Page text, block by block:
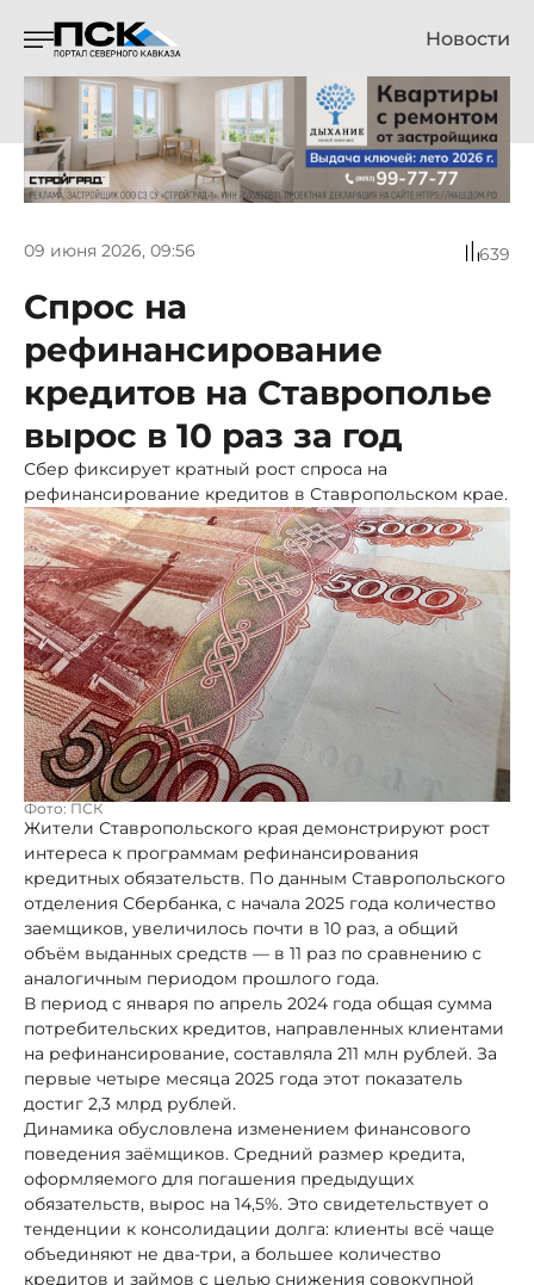
Новости
09 июня 2026, 09:56 639
Спрос на
рефинансирование
кредитов на Ставрополье
вырос в 10 раз за год
Сбер фиксирует кратный рост спроса на
рефинансирование кредитов в Ставропольском крае.
Фото: ПСК
Жители Ставропольского края демонстрируют рост
интереса к программам рефинансирования
кредитных обязательств. По данным Ставропольского
отделения Сбербанка, с начала 2025 года количество
заемщиков, увеличилось почти в 10 раз, а общий
объём выданных средств — в 11 раз по сравнению с
аналогичным периодом прошлого года.
В период с января по апрель 2024 года общая сумма
потребительских кредитов, направленных клиентами
на рефинансирование, составляла 211 млн рублей. За
первые четыре месяца 2025 года этот показатель
достиг 2,3 млрд рублей.
Динамика обусловлена изменением финансового
поведения заёмщиков. Средний размер кредита,
оформляемого для погашения предыдущих
обязательств, вырос на 14,5%. Это свидетельствует о
тенденции к консолидации долга: клиенты всё чаще
объединяют не два-три, а большее количество
кредитов и займов с целью снижения совокупной